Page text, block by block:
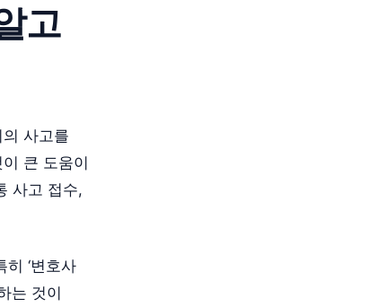
고
사고를
큰 도움이
사고 접수,
‘변호사
는 것이